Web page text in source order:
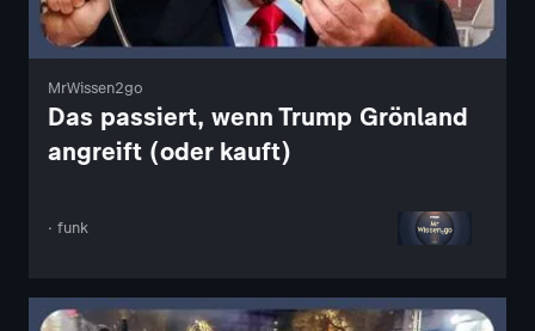
MrWissen2go
Das passiert, wenn Trump Grönland
angreift (oder kauft)
· funk